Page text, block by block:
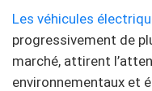
Les véhicules
progressivement de
marché, attirent
environnementaux et